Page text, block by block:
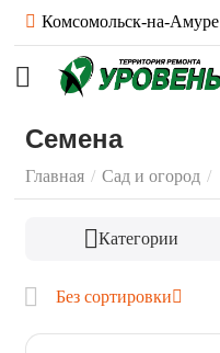
Комсомольск-на-Амуре
Семена
Главная / Сад и огород /
Категории
Без сортировки